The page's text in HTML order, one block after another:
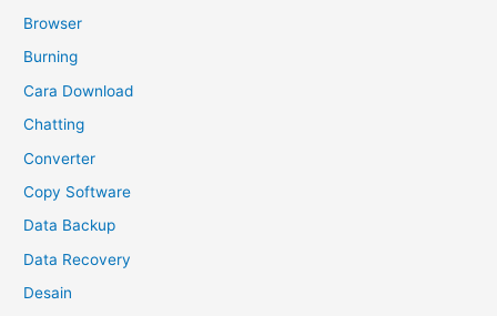
Browser
Burning
Cara Download
Chatting
Converter
Copy Software
Data Backup
Data Recovery
Desain